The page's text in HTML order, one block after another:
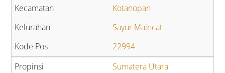
Kotanopan
Sayur Maincat
22994
Sumatera Utara